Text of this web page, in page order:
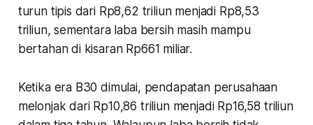
turun tipis dari Rp8,62 triliun menjadi Rp8,53
triliun, sementara laba bersih masih mampu
bertahan di kisaran Rp661 miliar.
Ketika era B30 dimulai, pendapatan perusahaan
melonjak dari Rp10,86 triliun menjadi Rp16,58 triliun